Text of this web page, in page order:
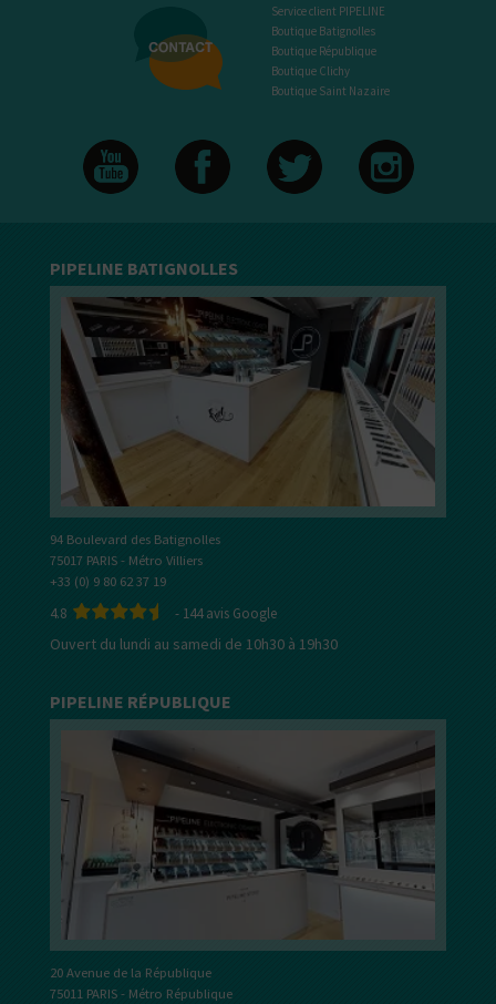
Service client PIPELINE
Boutique Batignolles
Boutique République
Boutique Clichy
Boutique Saint Nazaire
PIPELINE BATIGNOLLES
94 Boulevard des Batignolles
75017 PARIS - Métro Villiers
+33 (0) 9 80 62 37 19
4.8 - 144avis Google
Ouvert du lundi au samedi de 10h30 à 19h30
PIPELINE RÉPUBLIQUE
20 Avenue de la République
75011 PARIS - Métro République